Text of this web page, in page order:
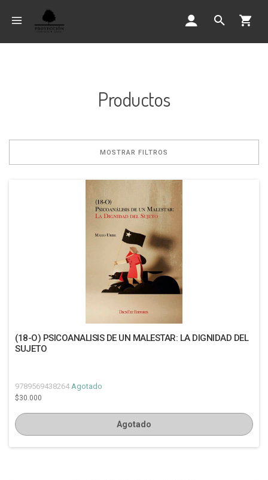
Productos
MOSTRAR FILTROS
(18-O) PSICOANALISIS DE UN MALESTAR: LA DIGNIDAD DEL
SUJETO
9789569438264 Agotado
$30.000
Agotado